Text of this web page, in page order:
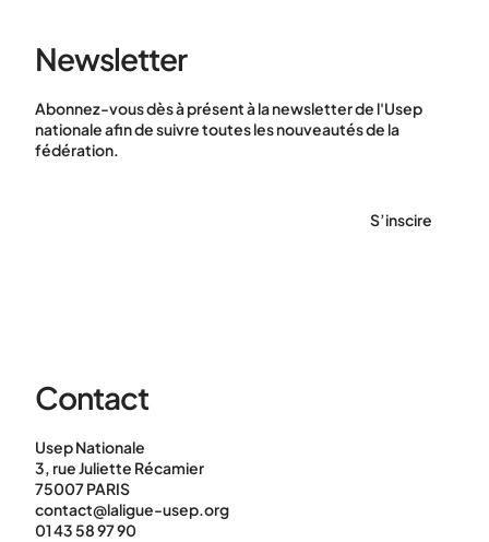
Newsletter
Abonnez-vous dès à présent à la newsletter de l'Usep
nationale afin de suivre toutes les nouveautés de la
fédération.
S’inscire
Contact
Usep Nationale
3, rue Juliette Récamier
75007 PARIS
contact@laligue-usep.org
01 43 58 97 90